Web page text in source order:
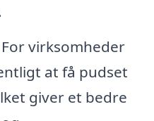
For virksomheder
at få pudset
giver et bedre